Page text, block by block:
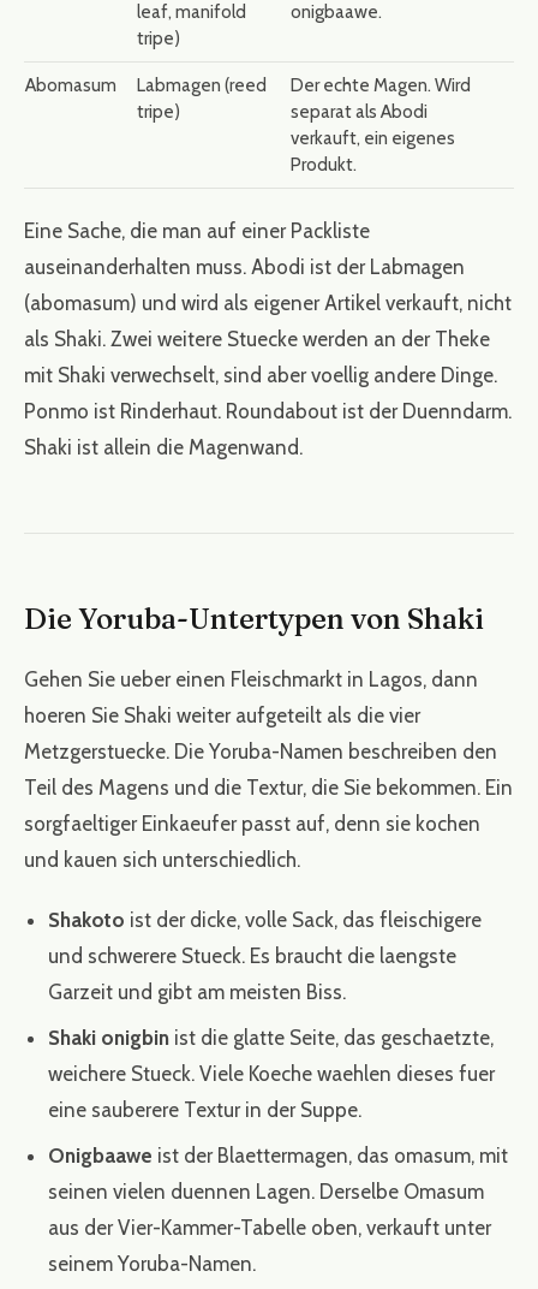
leaf, manifold
tripe)
onigbaawe.
Abomasum
Labmagen (reed
tripe)
Der echte Magen. Wird
separat als Abodi
verkauft, ein eigenes
Produkt.
Eine Sache, die man auf einer Packliste
auseinanderhalten muss. Abodi ist der Labmagen
(abomasum) und wird als eigener Artikel verkauft, nicht
als Shaki. Zwei weitere Stuecke werden an der Theke
mit Shaki verwechselt, sind aber voellig andere Dinge.
Ponmo ist Rinderhaut. Roundabout ist der Duenndarm.
Shaki ist allein die Magenwand.
Die Yoruba-Untertypen von Shaki
Gehen Sie ueber einen Fleischmarkt in Lagos, dann
hoeren Sie Shaki weiter aufgeteilt als die vier
Metzgerstuecke. Die Yoruba-Namen beschreiben den
Teil des Magens und die Textur, die Sie bekommen. Ein
sorgfaeltiger Einkaeufer passt auf, denn sie kochen
und kauen sich unterschiedlich.
Shakoto ist der dicke, volle Sack, das fleischigere
und schwerere Stueck. Es braucht die laengste
Garzeit und gibt am meisten Biss.
Shaki onigbin ist die glatte Seite, das geschaetzte,
weichere Stueck. Viele Koeche waehlen dieses fuer
eine sauberere Textur in der Suppe.
Onigbaawe ist der Blaettermagen, das omasum, mit
seinen vielen duennen Lagen. Derselbe Omasum
aus der Vier-Kammer-Tabelle oben, verkauft unter
seinem Yoruba-Namen.